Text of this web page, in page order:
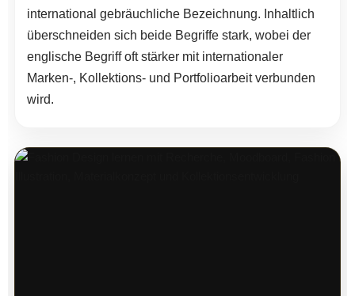
international gebräuchliche Bezeichnung. Inhaltlich
überschneiden sich beide Begriffe stark, wobei der
englische Begriff oft stärker mit internationaler
Marken-, Kollektions- und Portfolioarbeit verbunden
wird.